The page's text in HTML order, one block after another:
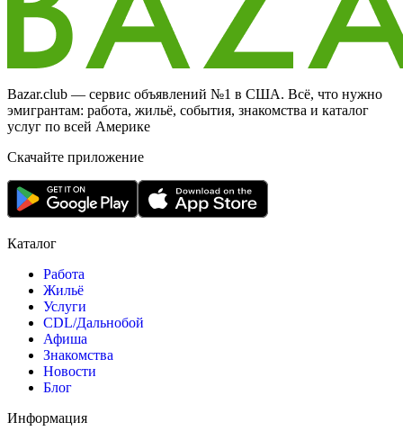
Bazar.club — сервис объявлений №1 в США. Всё, что нужно
эмигрантам: работа, жильё, события, знакомства и каталог
услуг по всей Америке
Скачайте приложение
Каталог
Работа
Жильё
Услуги
CDL/Дальнобой
Афиша
Знакомства
Новости
Блог
Информация